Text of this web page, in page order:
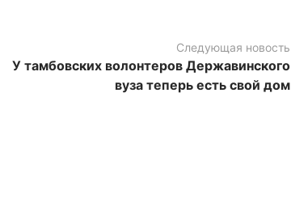
Следующая новость
У тамбовских волонтеров Державинского
вуза теперь есть свой дом